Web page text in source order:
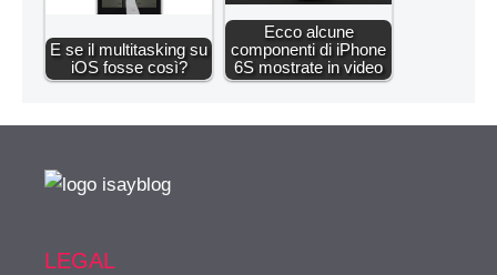
E se il multitasking su
iOS fosse così?
Ecco alcune
componenti di iPhone
6S mostrate in video
LEGAL